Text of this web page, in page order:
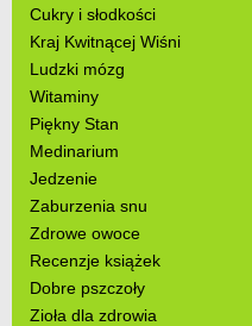
Cukry i słodkości
Kraj Kwitnącej Wiśni
Ludzki mózg
Witaminy
Piękny Stan
Medinarium
Jedzenie
Zaburzenia snu
Zdrowe owoce
Recenzje książek
Dobre pszczoły
Zioła dla zdrowia